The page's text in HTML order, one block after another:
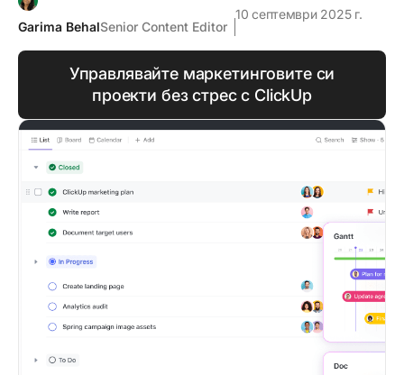
Garima BehalSenior Content Editor
10 септември 2025 г.
Управлявайте маркетинговите си
проекти без стрес с ClickUp